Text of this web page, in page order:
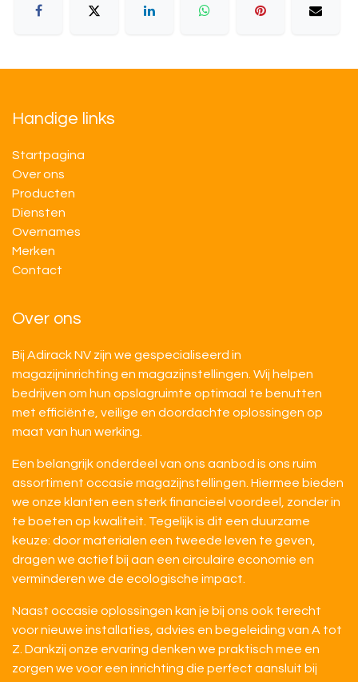
Handige links
Startpagina
Over ons
Producten
Diensten
Overnames
M​​erken
Contact
Over ons
Bij Adirack NV zijn we gespecialiseerd in
magazijninrichting en magazijnstellingen. Wij helpen
bedrijven om hun opslagruimte optimaal te benutten
met efficiënte, veilige en doordachte oplossingen op
maat van hun werking.
Een belangrijk onderdeel van ons aanbod is ons ruim
assortiment occasie magazijnstellingen. Hiermee bieden
we onze klanten een sterk financieel voordeel, zonder in
te boeten op kwaliteit. Tegelijk is dit een duurzame
keuze: door materialen een tweede leven te geven,
dragen we actief bij aan een circulaire economie en
verminderen we de ecologische impact.
Naast occasie oplossingen kan je bij ons ook terecht
voor nieuwe installaties, advies en begeleiding van A tot
Z. Dankzij onze ervaring denken we praktisch mee en
zorgen we voor een inrichting die perfect aansluit bij